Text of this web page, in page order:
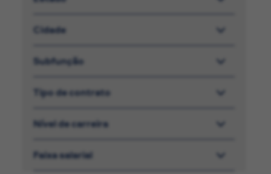
Cidade
Subfunção
Tipo de contrato
Nível de carreira
Faixa salarial